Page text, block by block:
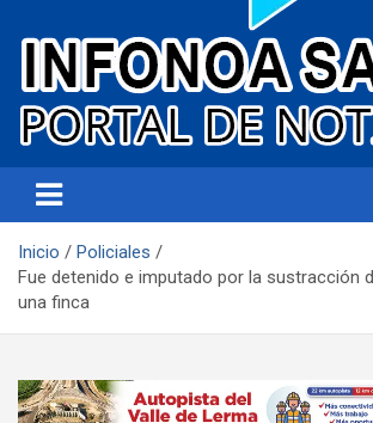
Infonoa Salta
Inicio
Policiales
Fue detenido e imputado por la sustracción
una finca